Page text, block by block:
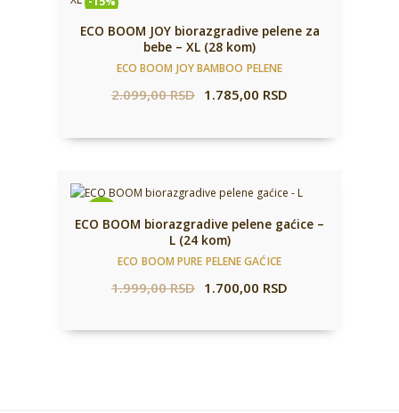
ECO BOOM JOY biorazgradive pelene za
bebe – XL (28 kom)
ECO BOOM JOY BAMBOO PELENE
2.099,00RSD 1.785,00 RSD
ECO BOOM biorazgradive pelene gaćice –
L (24 kom)
ECO BOOM PURE PELENE GAĆICE
1.999,00RSD 1.700,00 RSD